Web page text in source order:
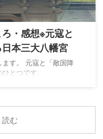
・感想※元寇と
日本三大八幡宮
す。 元寇と「敵国降
とつです。
読む